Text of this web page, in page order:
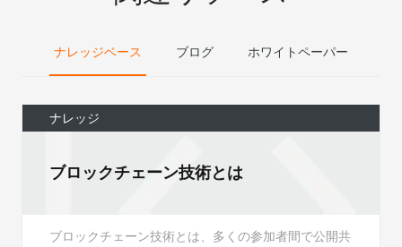
ナレッジベース ブログ ホワイトペーパー
ナレッジ
ブロックチェーン技術とは
ブロックチェーン技術とは、多くの参加者間で公開共